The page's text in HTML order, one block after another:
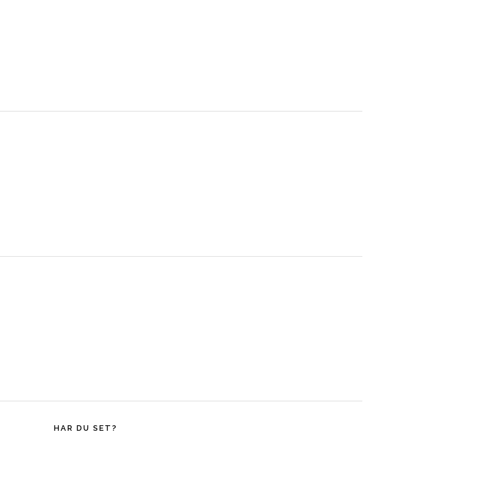
HAR DU SET?